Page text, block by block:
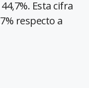
Esta cifra
respecto a